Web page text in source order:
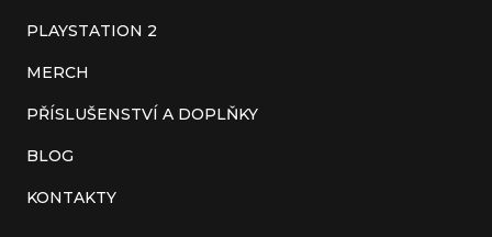
PLAYSTATION 2
MERCH
PŘÍSLUŠENSTVÍ A DOPLŇKY
BLOG
KONTAKTY